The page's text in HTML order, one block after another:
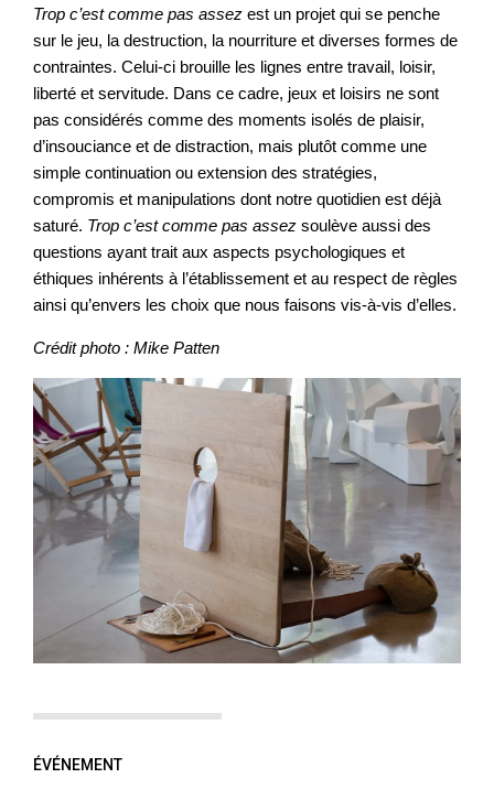
Trop c’est comme pas assez est un projet qui se penche
sur le jeu, la destruction, la nourriture et diverses formes de
contraintes. Celui-ci brouille les lignes entre travail, loisir,
liberté et servitude. Dans ce cadre, jeux et loisirs ne sont
pas considérés comme des moments isolés de plaisir,
d’insouciance et de distraction, mais plutôt comme une
simple continuation ou extension des stratégies,
compromis et manipulations dont notre quotidien est déjà
saturé. Trop c’est comme pas assez soulève aussi des
questions ayant trait aux aspects psychologiques et
éthiques inhérents à l’établissement et au respect de règles
ainsi qu’envers les choix que nous faisons vis-à-vis d’elles.
Crédit photo : Mike Patten
ÉVÉNEMENT